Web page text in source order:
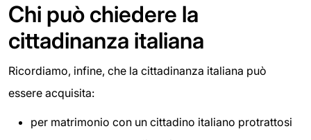
Chi può chiedere la
cittadinanza italiana
Ricordiamo, infine, che la cittadinanza italiana può
essere acquisita:
per matrimonio con un cittadino italiano protrattosi